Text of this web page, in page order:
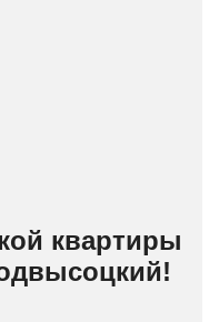
квартиры